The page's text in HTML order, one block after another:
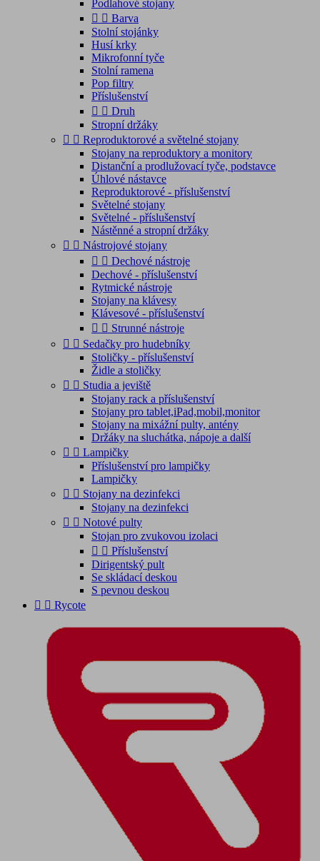
Podlahové stojany
  Barva
Stolní stojánky
Husí krky
Mikrofonní tyče
Stolní ramena
Pop filtry
Příslušenství
  Druh
Stropní držáky
  Reproduktorové a světelné stojany
Stojany na reproduktory a monitory
Distanční a prodlužovací tyče, podstavce
Úhlové nástavce
Reproduktorové - příslušenství
Světelné stojany
Světelné - příslušenství
Nástěnné a stropní držáky
  Nástrojové stojany
  Dechové nástroje
Dechové - příslušenství
Rytmické nástroje
Stojany na klávesy
Klávesové - příslušenství
  Strunné nástroje
  Sedačky pro hudebníky
Stoličky - příslušenství
Židle a stoličky
  Studia a jeviště
Stojany rack a příslušenství
Stojany pro tablet,iPad,mobil,monitor
Stojany na mixážní pulty, antény
Držáky na sluchátka, nápoje a další
  Lampičky
Příslušenství pro lampičky
Lampičky
  Stojany na dezinfekci
Stojany na dezinfekci
  Notové pulty
Stojan pro zvukovou izolaci
  Příslušenství
Dirigentský pult
Se skládací deskou
S pevnou deskou
  Rycote